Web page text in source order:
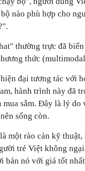
nào phù hợp cho
thường trực đã
thức
đại tương tác với
hành trình này đã
sắm. Đây là lý do
sống còn.
một rào cản kỹ thuật,
trẻ Việt không
bán nó với giá tốt